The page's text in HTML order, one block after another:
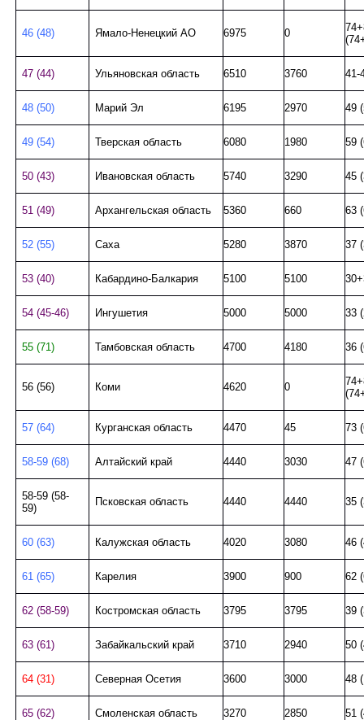
46 (48) Ямало-Ненецкий АО 6975 0
47 (44) Ульяновская область 6510 3760 41-
48 (50) Марий Эл 6195 2970 49
49 (54) Тверская область 6080 1980 59
50 (43) Ивановская область 5740 3290 45
51 (49) Архангельская область 5360 660 63
52 (55) Саха 5280 3870 37
53 (40) Кабардино-Балкария 5100 5100
54 (45-46) Ингушетия 5000 5000 33
55 (71) Тамбовская область 4700 4180 36
56 (56) Коми 4620 0
57 (64) Курганская область 4470 45 73
58-59 (68) Алтайский край 4440 3030 47
58-59 (58-
59)
Псковская область 4440 4440 35
60 (63) Калужская область 4020 3080 46
61 (65) Карелия 3900 900 62
62 (58-59) Костромская область 3795 3795 39
63 (61) Забайкальский край 3710 2940 50
64 (31) Северная Осетия 3600 3000 48
65 (62) Смоленская область 3270 2850 51